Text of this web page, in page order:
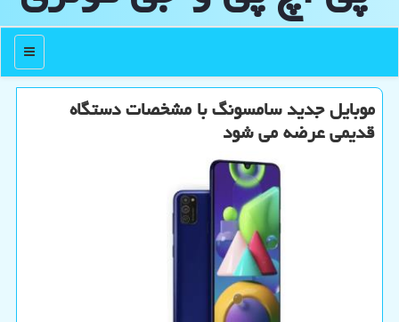
منو
موبایل جدید سامسونگ با مشخصات دستگاه
قدیمی عرضه می شود